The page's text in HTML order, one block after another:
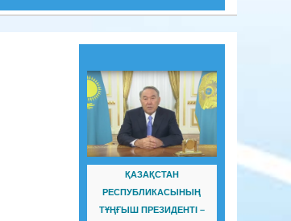
ҚАЗАҚСТАН
РЕСПУБЛИКАСЫНЫҢ
ТҰҢҒЫШ ПРЕЗИДЕНТІ –